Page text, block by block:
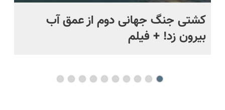
کشتی‌ جنگ جهانی دوم از عمق آب
بیرون زد! + فیلم